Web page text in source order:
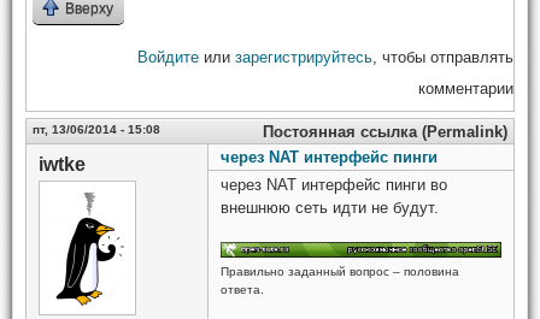
Вверху
Войдите или зарегистрируйтесь , чтобы отправлять
комментарии
пт, 13/06/2014 - 15:08 Постоянная ссылка (Permalink)
iwtke
через NAT интерфейс пинги
через NAT интерфейс пинги во
внешнюю сеть идти не будут.
Правильно заданный вопрос – половина
ответа.